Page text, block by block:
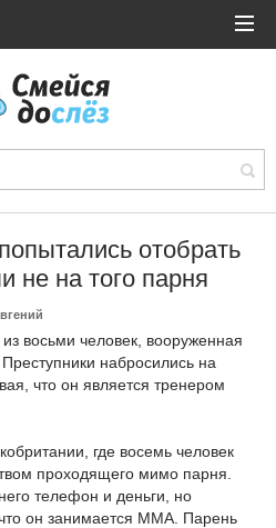
отобрать
не на того парня
восьми человек, вооруженная
набросились на
что он является тренером
где восемь человек
проходящего мимо парня.
телефон и деньги, но
он занимается ММА. Парень